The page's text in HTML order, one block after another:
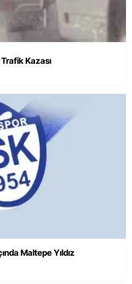
Kazası
Maltepe Yıldız